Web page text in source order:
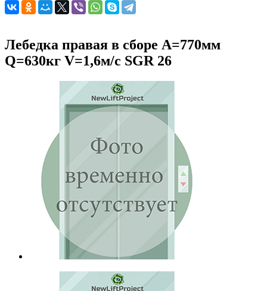
Лебедка правая в сборе A=770мм
Q=630кг V=1,6м/с SGR 26